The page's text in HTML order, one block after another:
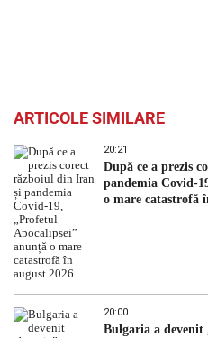
ARTICOLE SIMILARE
20:21
După ce a prezis
pandemia Covid-
o mare catastrofă
20:00
Bulgaria a devenit